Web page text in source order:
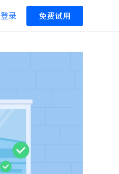
登录 免费试用